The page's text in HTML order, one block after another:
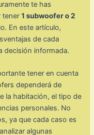
te has
tener1 subwoofer o 2
En este artículo,
de cada
decisión informada.
tener en cuenta
dependerá de
la habitación, el tipo de
personales. No
ya que cada caso es
algunas